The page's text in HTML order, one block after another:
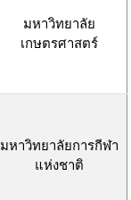
มหาวิทยาลัย
เกษตรศาสตร์
มหาวิทยาลัยการกีฬา
แห่งชาติ